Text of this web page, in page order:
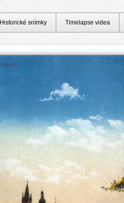
Historické snímky Timelapse videa